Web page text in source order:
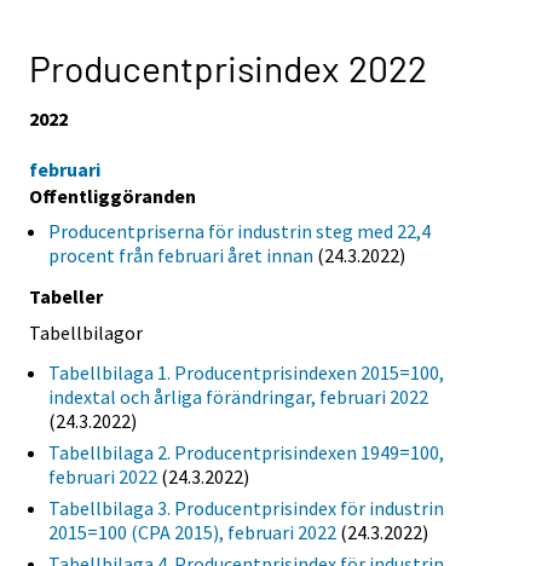
Producentprisindex 2022
2022
februari
Offentliggöranden
Producentpriserna för industrin steg med 22,4
procent från februari året innan (24.3.2022)
Tabeller
Tabellbilagor
Tabellbilaga 1. Producentprisindexen 2015=100,
indextal och årliga förändringar, februari 2022
(24.3.2022)
Tabellbilaga 2. Producentprisindexen 1949=100,
februari 2022 (24.3.2022)
Tabellbilaga 3. Producentprisindex för industrin
2015=100 (CPA 2015), februari 2022 (24.3.2022)